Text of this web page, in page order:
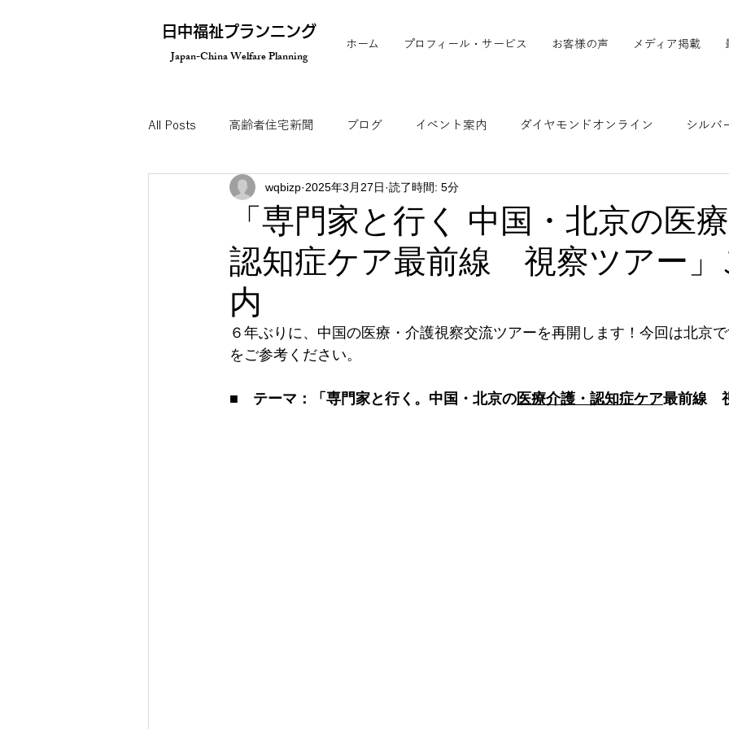
​日中福祉プランニング
Japan-China Welfare Planning
ホーム プロフィール・サービス お客様の声 メディア掲載
All Posts 高齢者住宅新聞 ブログ イベント案内 ダイヤモンドオンライン シルバ
オンラインセミナー メディア掲載実績 シルバー新報
視察ツアーのご案内
「専門家と行く 中国・北京の医
認知症ケア最前線 視察ツアー」
内
wqbizp 2025年3月27日 読了時間: 5分
６年ぶりに、中国の医療・介護視察交流ツアーを再開します！今回は北京
をご参考ください。
■　テーマ：「専門家と行く。 中国・北京の医療介護・認知症ケア最前線　